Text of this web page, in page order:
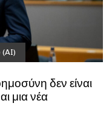
δεν είναι
μια νέα